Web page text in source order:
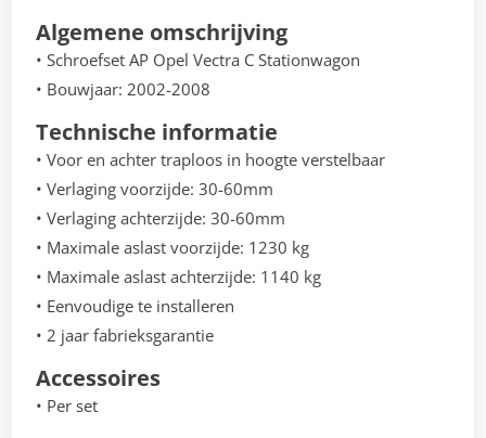
Algemene omschrijving
• Schroefset AP Opel Vectra C Stationwagon
• Bouwjaar: 2002-2008
Technische informatie
• Voor en achter traploos in hoogte verstelbaar
• Verlaging voorzijde: 30-60mm
• Verlaging achterzijde: 30-60mm
• Maximale aslast voorzijde: 1230 kg
• Maximale aslast achterzijde: 1140 kg
• Eenvoudige te installeren
• 2 jaar fabrieksgarantie
Accessoires
• Per set